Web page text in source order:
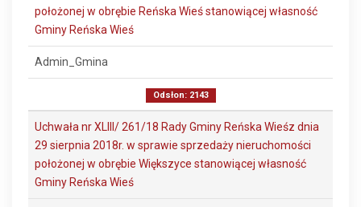
położonej w obrębie Reńska Wieś stanowiącej własność
Gminy Reńska Wieś
Admin_Gmina
Odsłon: 2143
Uchwała nr XLIII/ 261/18 Rady Gminy Reńska Wieśz dnia
29 sierpnia 2018r. w sprawie sprzedaży nieruchomości
położonej w obrębie Większyce stanowiącej własność
Gminy Reńska Wieś